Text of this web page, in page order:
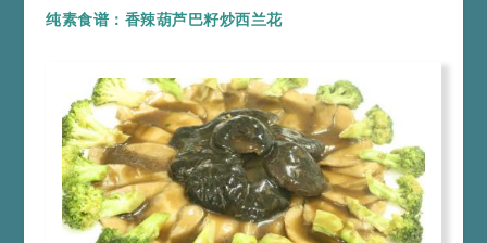
纯素食谱：香辣葫芦巴籽炒西兰花